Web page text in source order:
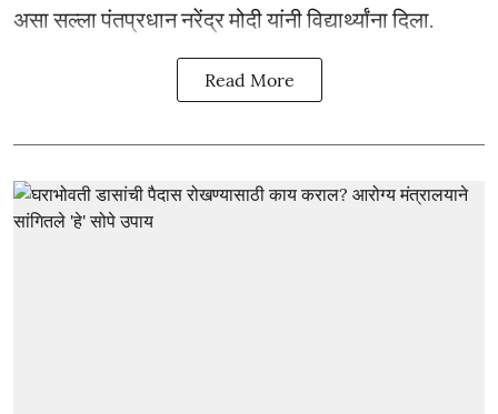
असा सल्ला पंतप्रधान नरेंद्र मोदी यांनी विद्यार्थ्यांना दिला.
Read More